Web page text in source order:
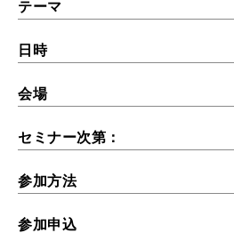
テーマ
日時
会場
セミナー次第：
参加方法
参加申込